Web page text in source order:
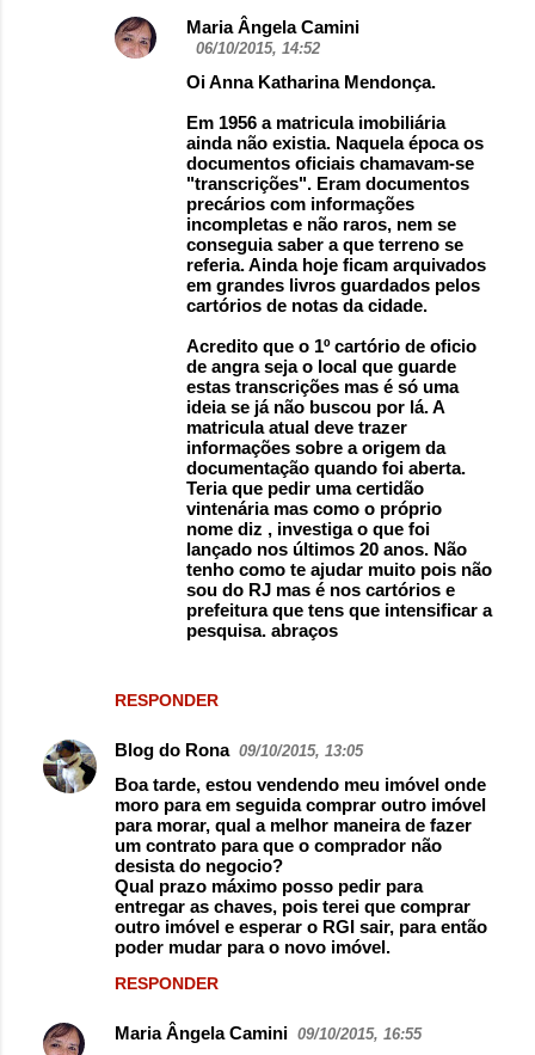
RESPONDER
Maria Ângela Camini
06/10/2015, 14:52
Oi Anna Katharina Mendonça.
Em 1956 a matricula imobiliária
ainda não existia. Naquela época os
documentos oficiais chamavam-se
"transcrições". Eram documentos
precários com informações
incompletas e não raros, nem se
conseguia saber a que terreno se
referia. Ainda hoje ficam arquivados
em grandes livros guardados pelos
cartórios de notas da cidade.
Acredito que o 1º cartório de oficio
de angra seja o local que guarde
estas transcrições mas é só uma
ideia se já não buscou por lá. A
matricula atual deve trazer
informações sobre a origem da
documentação quando foi aberta.
Teria que pedir uma certidão
vintenária mas como o próprio
nome diz , investiga o que foi
lançado nos últimos 20 anos. Não
tenho como te ajudar muito pois não
sou do RJ mas é nos cartórios e
prefeitura que tens que intensificar a
pesquisa. abraços
Blog do Rona 09/10/2015, 13:05
Boa tarde, estou vendendo meu imóvel onde
moro para em seguida comprar outro imóvel
para morar, qual a melhor maneira de fazer
um contrato para que o comprador não
desista do negocio?
Qual prazo máximo posso pedir para
entregar as chaves, pois terei que comprar
outro imóvel e esperar o RGI sair, para então
poder mudar para o novo imóvel.
RESPONDER
Maria Ângela Camini 09/10/2015, 16:55